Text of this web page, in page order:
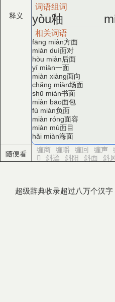
释义
词语组词
yòu釉
相关词语
fāng miàn方面
miàn duì面对
hòu miàn后面
yī miàn一面
miàn xiàng面向
chǎng miàn场面
shū miàn书面
miàn bāo面包
fù miàn负面
miàn róng面容
miàn mù面目
hǎi miàn海面
随便看
缠商 缠嚼 缠回 缠声
𧊏 斜迳 斜阳 斜面 斜
超级辞典收录超过八万个汉